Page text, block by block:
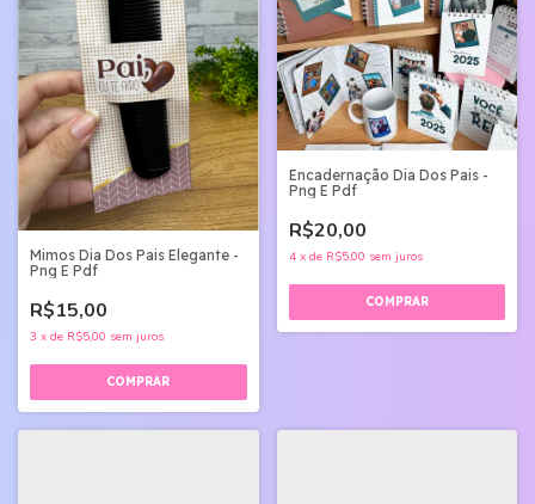
Mimos Dia Dos Pais Elegante -
Png E Pdf
R$15,00
3 x de R$5,00 sem juros
Encadernação Dia Dos Pais -
Png E Pdf
R$20,00
4 x de R$5,00 sem juros